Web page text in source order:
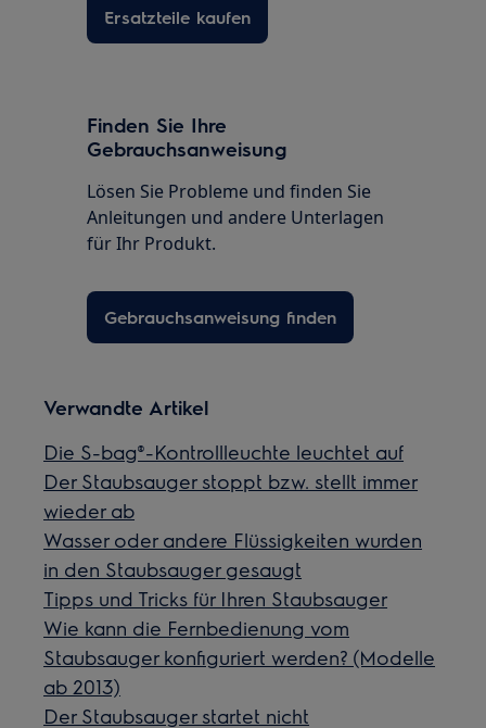
Ersatzteile kaufen
Finden Sie Ihre
Gebrauchsanweisung
Lösen Sie Probleme und finden Sie
Anleitungen und andere Unterlagen
für Ihr Produkt.
Gebrauchsanweisung finden
Verwandte Artikel
Die S-bag®-Kontrollleuchte leuchtet auf
Der Staubsauger stoppt bzw. stellt immer
wieder ab
Wasser oder andere Flüssigkeiten wurden
in den Staubsauger gesaugt
Tipps und Tricks für Ihren Staubsauger
Wie kann die Fernbedienung vom
Staubsauger konfiguriert werden? (Modelle
ab 2013)
Der Staubsauger startet nicht